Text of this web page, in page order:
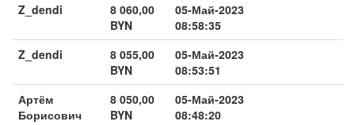
Z_dendi
8 060,00
BYN
05-Май-2023
08:58:35
Z_dendi
8 055,00
BYN
05-Май-2023
08:53:51
Артём
Борисович
8 050,00
BYN
05-Май-2023
08:48:20